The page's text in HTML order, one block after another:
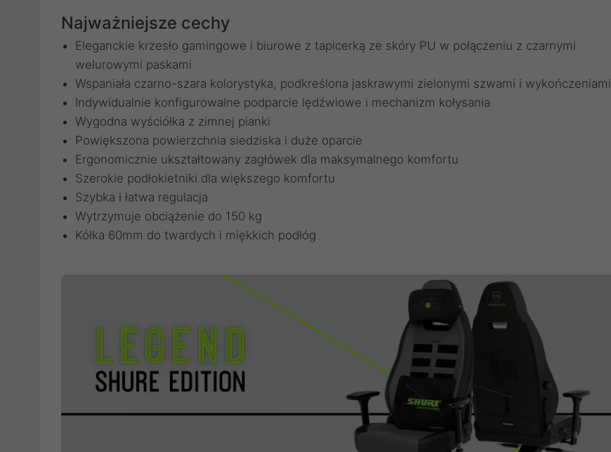
Najważniejsze cechy
Eleganckie krzesło gamingowe i biurowe z tapicerką ze skóry PU w ​​połączeniu z czarnymi
welurowymi paskami
Wspaniała czarno-szara kolorystyka, podkreślona jaskrawymi zielonymi szwami i wykończeniami
Indywidualnie konfigurowalne podparcie lędźwiowe i mechanizm kołysania
Wygodna wyściółka z zimnej pianki
Powiększona powierzchnia siedziska i duże oparcie
Ergonomicznie ukształtowany zagłówek dla maksymalnego komfortu
Szerokie podłokietniki dla większego komfortu
Szybka i łatwa regulacja
Wytrzymuje obciążenie do 150 kg
Kółka 60mm do twardych i miękkich podłóg